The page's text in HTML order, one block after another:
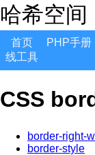
哈希空间
首页 PHP手册
线工具
CSS
border-right-
border-style